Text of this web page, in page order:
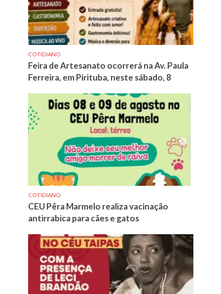
COTIDIANO
Feira de Artesanato ocorrerá na Av. Paula
Ferreira, em Pirituba, neste sábado, 8
COTIDIANO
CEU Pêra Marmelo realiza vacinação
antirrabica para cães e gatos